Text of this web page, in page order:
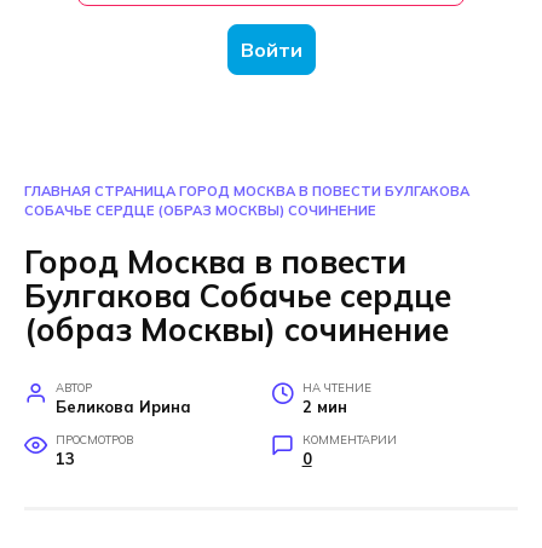
Войти
ГЛАВНАЯ СТРАНИЦА ГОРОД МОСКВА В ПОВЕСТИ БУЛГАКОВА
СОБАЧЬЕ СЕРДЦЕ (ОБРАЗ МОСКВЫ) СОЧИНЕНИЕ
Город Москва в повести
Булгакова Собачье сердце
(образ Москвы) сочинение
АВТОР
Беликова Ирина
НА ЧТЕНИЕ
2 мин
ПРОСМОТРОВ
13
КОММЕНТАРИИ
0